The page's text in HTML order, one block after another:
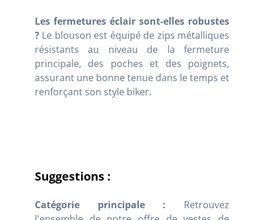
Les fermetures éclair sont-elles robustes
? Le blouson est équipé de zips métalliques
résistants au niveau de la fermeture
principale, des poches et des poignets,
assurant une bonne tenue dans le temps et
renforçant son style biker.
Suggestions :
Catégorie principale : Retrouvez